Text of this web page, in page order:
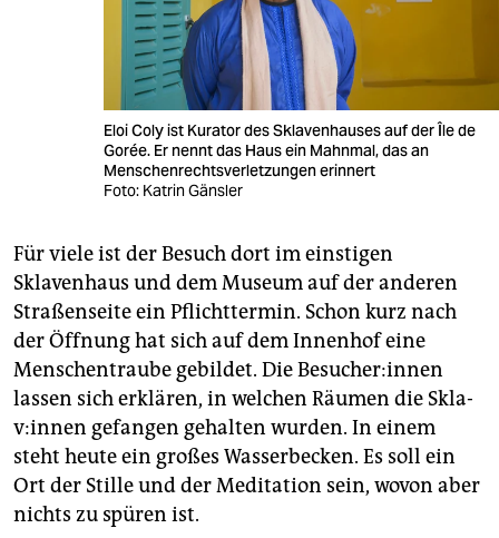
Eloi Coly ist Kurator des Sklavenhauses auf der Île de
Gorée. Er nennt das Haus ein Mahnmal, das an
Menschenrechtsverletzungen erinnert
Foto: Katrin Gänsler
Für viele ist der Besuch dort im einstigen
Sklavenhaus und dem Museum auf der anderen
Straßenseite ein Pflichttermin. Schon kurz nach
der Öffnung hat sich auf dem Innenhof eine
Menschentraube gebildet. Die Be­su­che­r:in­nen
lassen sich erklären, in welchen Räumen die Skla­
v:in­nen gefangen gehalten wurden. In einem
steht heute ein großes Wasserbecken. Es soll ein
Ort der Stille und der Meditation sein, wovon aber
nichts zu spüren ist.